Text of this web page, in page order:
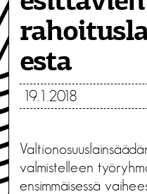
esta
19.1.2018
valmistelleen
ensimmäisessä